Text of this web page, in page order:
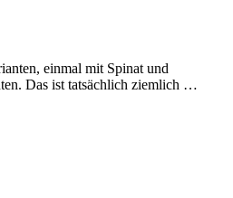
einmal mit Spinat und
Das ist tatsächlich ziemlich …